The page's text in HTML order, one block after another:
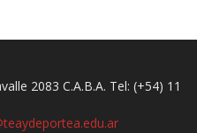
2083 C.A.B.A. Tel: (+54) 11